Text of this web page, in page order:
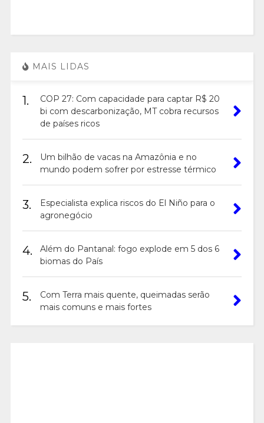
MAIS LIDAS
1.
COP 27: Com capacidade para captar R$ 20
bi com descarbonização, MT cobra recursos
de países ricos
2.
Um bilhão de vacas na Amazônia e no
mundo podem sofrer por estresse térmico
3.
Especialista explica riscos do El Niño para o
agronegócio
4.
Além do Pantanal: fogo explode em 5 dos 6
biomas do País
5.
Com Terra mais quente, queimadas serão
mais comuns e mais fortes